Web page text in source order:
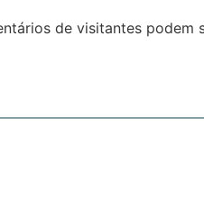
de visitantes podem